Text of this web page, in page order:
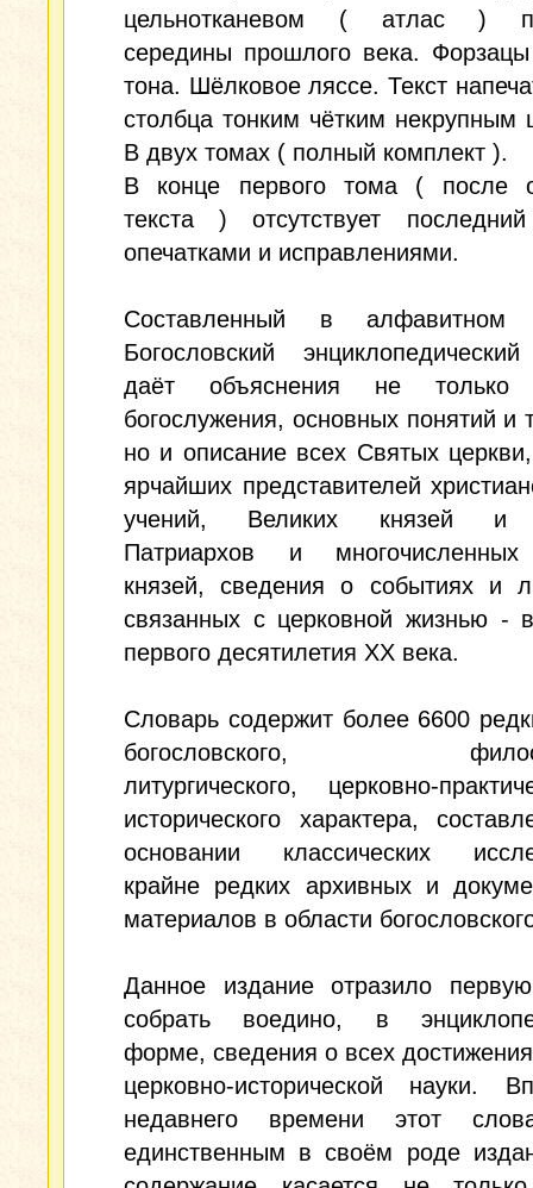
цельнотканевом ( атлас )
середины прошлого века. Форзацы
тона. Шёлковое ляссе. Текст
столбца тонким чётким
В двух томах ( полный комплект ).
В конце первого тома ( после
текста ) отсутствует
опечатками и исправлениями.
Составленный в алфавитном
Богословский
даёт объяснения не только
богослужения, основных понятий и
но и описание всех Святых
ярчайших представителей
учений, Великих князей и
Патриархов и многочисленных
князей, сведения о событиях и
связанных с церковной жизнью -
первого десятилетия XX века.
Словарь содержит более 6600
богословского,
литургического, церковно-
исторического характера,
основании классических
крайне редких архивных и
материалов в области
Данное издание отразило
собрать воедино, в
форме, сведения о всех
церковно-исторической науки.
недавнего времени этот
единственным в своём роде